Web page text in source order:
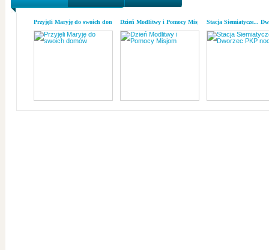
Przyjęli Maryję do swoich domówDzień Modlitwy i Pomocy MisjomStacja Siemiatycze...